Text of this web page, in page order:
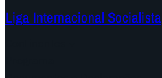
Liga Internacional Socialista